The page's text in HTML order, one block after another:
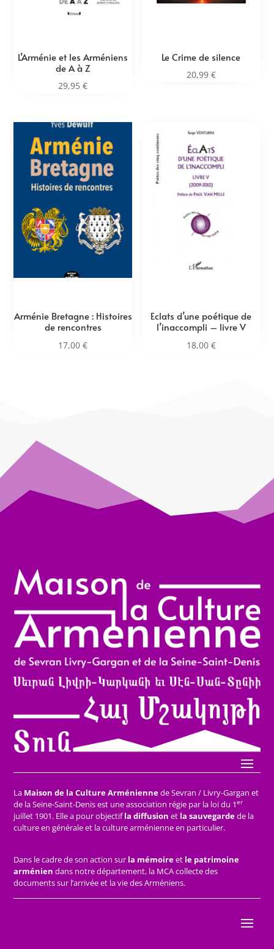
L’Arménie et les Arméniens
de A à Z
29,95€
Le Crime de silence
20,99 €
Arménie Bretagne : Histoires
de rencontres
17,00€
Eclats d’une poétique de
l’inaccompli – livre V
18,00 €
La Maison de la Culture Arméniennede Sevran / Livry-Gargan et
de la Seine-Saint-Denis est une association régie par la loi du 1er
juillet 1901. Elle a pour objectifla diffusion et la sauvegardede la
culture en générale et la culture arménienne en particulier.
Dans le cadre de son action sur la mémoireet le patrimoine
arménien dans notre département, la MCA collecte des
documents sur l’arrivée et la vie des Arméniens.